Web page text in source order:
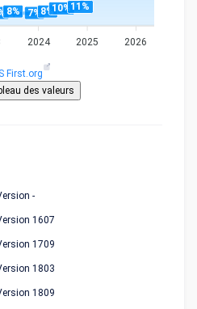
8% 7%8%10%11%
2024 2025 2026
First.org
-
1607
1709
1803
1809